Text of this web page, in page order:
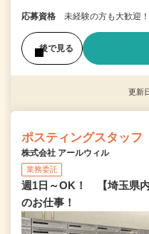
応募資格 未経験の方も大歓迎！
後で見る
更新
ポスティングスタッフ
株式会社 アールウィル
業務委託
週1日～OK！ 【埼玉県
のお仕事！